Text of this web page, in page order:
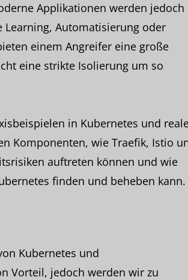
Applikationen werden jedoch
Automatisierung oder
einem Angreifer eine große
eine strikte Isolierung um so
in Kubernetes und
Komponenten, wie Traefik, Istio
auftreten können und wie
finden und beheben kann.
Kubernetes und
Vorteil, jedoch werden wir zu